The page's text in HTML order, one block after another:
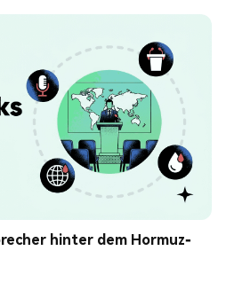
hinter dem Hormuz-